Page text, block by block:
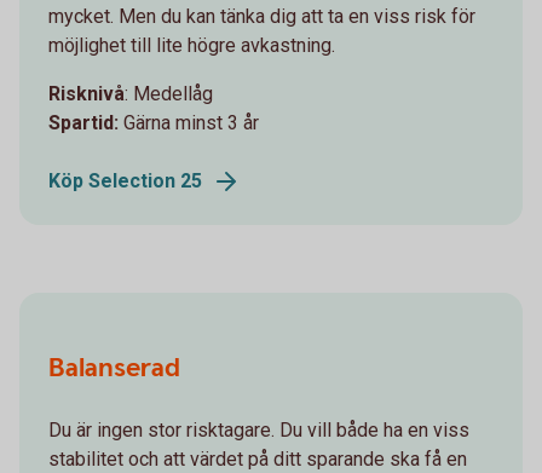
mycket. Men du kan tänka dig att ta en viss risk för
möjlighet till lite högre avkastning.
Risknivå: Medellåg
Spartid: Gärna minst 3 år
Köp Selection 25
Balanserad
Du är ingen stor risktagare. Du vill både ha en viss
stabilitet och att värdet på ditt sparande ska få en